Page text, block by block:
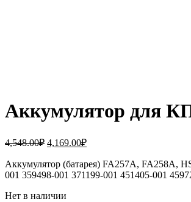
Аккумулятор для
4,548.00₽ Первоначальная
составляла
4,548.00₽.
4,169.00₽Текущая
4,169.00₽.
Аккумулятор (батарея) FA257A, FA258A,
001 359498-001 371199-001 451405-001
Нет в наличии